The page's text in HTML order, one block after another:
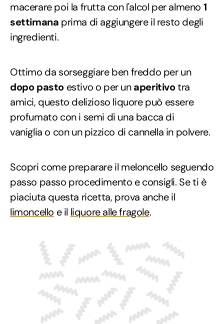
macerare poi la frutta con l'alcol per almeno 1
settimana prima di aggiungere il resto degli
ingredienti.
Ottimo da sorseggiare ben freddo per un
dopo pasto estivo o per unaperitivotra
amici, questo delizioso liquore può essere
profumato con i semi di una bacca di
vaniglia o con un pizzico di cannella in polvere.
Scopri come preparare il meloncello seguendo
passo passo procedimento e consigli. Se ti è
piaciuta questa ricetta, prova anche il
limoncello e il liquore alle fragole.